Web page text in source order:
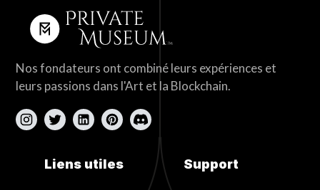
Nos fondateurs ont combiné leurs expériences et
leurs passions dans l'Art et la Blockchain.
Liens utiles Support